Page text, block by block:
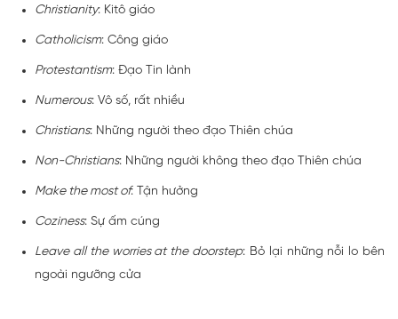
Christianity: Kitô giáo
Catholicism: Công giáo
Protestantism: Đạo Tin lành
Numerous: Vô số, rất nhiều
Christians: Những người theo đạo Thiên chúa
Non-Christians: Những người không theo đạo Thiên chúa
Make the most of: Tận hưởng
Coziness: Sự ấm cúng
Leave all the worries at the doorstep: Bỏ lại những nỗi lo bên
ngoài ngưỡng cửa